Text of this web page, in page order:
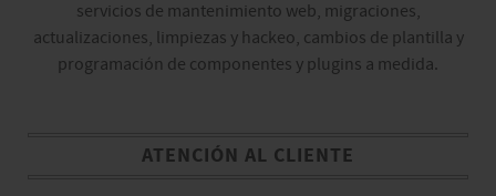
servicios de mantenimiento web, migraciones,
actualizaciones, limpiezas y hackeo, cambios de plantilla y
programación de componentes y plugins a medida.
ATENCIÓN AL CLIENTE